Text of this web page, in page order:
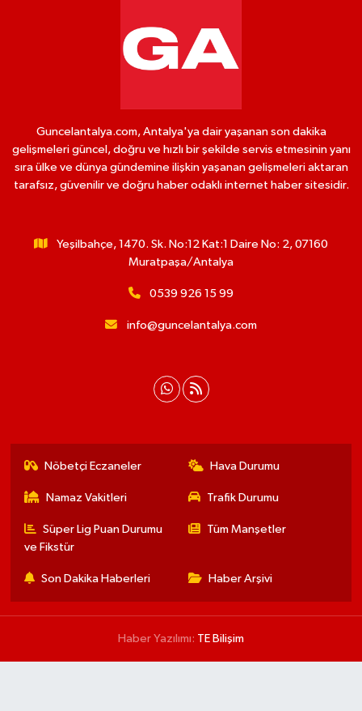
Guncelantalya.com, Antalya'ya dair yaşanan son dakika
gelişmeleri güncel, doğru ve hızlı bir şekilde servis etmesinin yanı
sıra ülke ve dünya gündemine ilişkin yaşanan gelişmeleri aktaran
tarafsız, güvenilir ve doğru haber odaklı internet haber sitesidir.
Yeşilbahçe, 1470. Sk. No:12 Kat:1 Daire No: 2, 07160
Muratpaşa/Antalya
0539 926 15 99
info@guncelantalya.com
Nöbetçi Eczaneler Hava Durumu
Namaz Vakitleri Trafik Durumu
Süper Lig Puan Durumu
ve Fikstür
Tüm Manşetler
Son Dakika Haberleri Haber Arşivi
Haber Yazılımı: TE Bilişim